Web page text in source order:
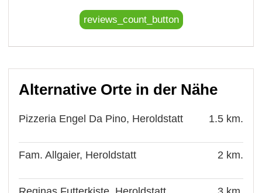
reviews_count_button
Alternative Orte in der Nähe
Pizzeria Engel Da Pino, Heroldstatt 1.5 km.
Fam. Allgaier, Heroldstatt 2 km.